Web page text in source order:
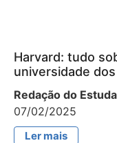
Harvard: tudo
universidade dos
Redação do
07/02/2025
Ler mais